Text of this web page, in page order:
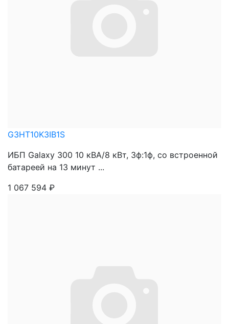
G3HT10K3IB1S
ИБП Galaxy 300 10 кВА/8 кВт, 3ф:1ф, со встроенной
батареей на 13 минут ...
1 067 594 ₽